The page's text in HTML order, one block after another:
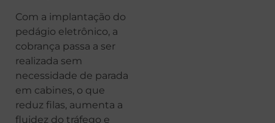
Com a implantação do
pedágio eletrônico, a
cobrança passa a ser
realizada sem
necessidade de parada
em cabines, o que
reduz filas, aumenta a
fluidez do tráfego e